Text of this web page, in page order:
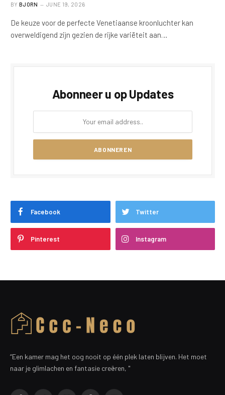
BY BJORN JUNE 19, 2026
De keuze voor de perfecte Venetiaanse kroonluchter kan
overweldigend zijn gezien de rijke variëteit aan…
Abonneer u op Updates
Facebook Twitter
Pinterest Instagram
“Een kamer mag het oog nooit op één plek laten blijven. Het moet
naar je glimlachen en fantasie creëren, "